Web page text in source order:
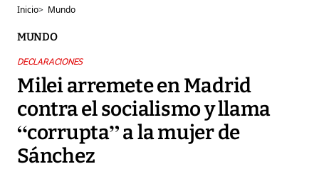
Inicio> Mundo
MUNDO
DECLARACIONES
Milei arremete en Madrid
contra el socialismo y llama
“corrupta” a la mujer de
Sánchez